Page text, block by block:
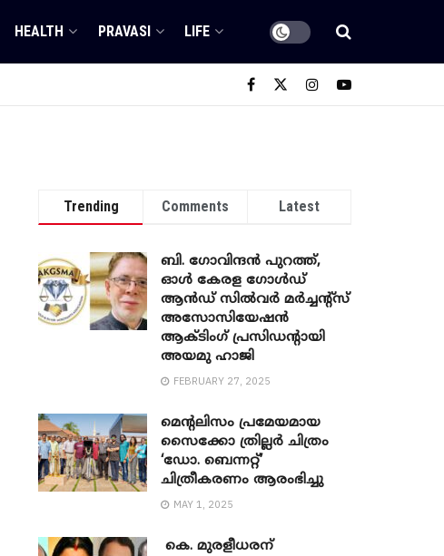
HEALTH PRAVASI LIFE
Trending Comments Latest
ബി. ​ഗോവിന്ദൻ പുറത്ത്,
ഓൾ കേരള ഗോൾഡ്
ആൻഡ് സിൽവർ മർച്ചന്റ്സ്
അസോസിയേഷൻ
ആക്ടിംഗ് പ്രസിഡന്റായി
അയമു ഹാജി
FEBRUARY 27, 2025
മെന്‍റലിസം പ്രമേയമായ
സൈക്കോ ത്രില്ലർ ചിത്രം
‘ഡോ. ബെന്നറ്റ്’
ചിത്രീകരണം ആരംഭിച്ചു
MAY 1, 2025
കെ. മുരളീധരന്